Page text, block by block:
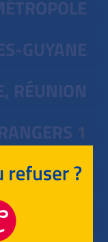
GUYANE
RÉUNION
1
POLYNÉSIE